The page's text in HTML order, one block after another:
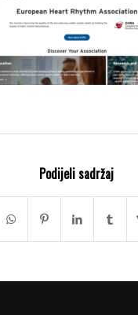
Podijeli sadržaj